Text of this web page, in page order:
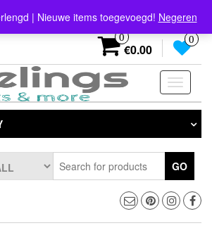
| Nieuwe items toegevoegd! Negeren
0
€0.00
0
Toggle
GO